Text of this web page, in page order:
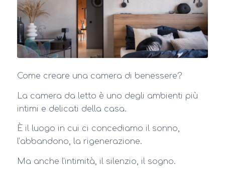
Come creare una camera di benessere?
La camera da letto è uno degli ambienti più
intimi e delicati della casa.
È il luogo in cui ci concediamo il sonno,
l’abbandono, la rigenerazione.
Ma anche l’intimità, il silenzio, il sogno.